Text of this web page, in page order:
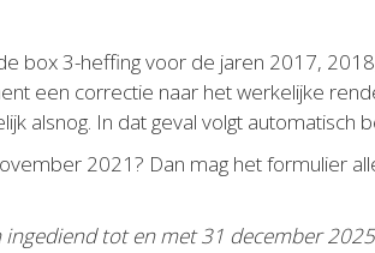
box 3-heffing voor de jaren 2017,
een correctie naar het werkelijke
alsnog. In dat geval volgt automatisch
2021? Dan mag het formulier
tot en met 31 december